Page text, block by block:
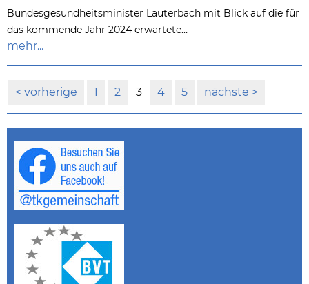
Bundesgesundheitsminister Lauterbach mit Blick auf die für
das kommende Jahr 2024 erwartete…
mehr...
vorherige 1 2 3 4 5 nächste